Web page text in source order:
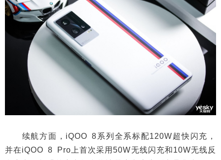
续航方面，iQOO 8系列全系标配120W超快闪充，
并在iQOO 8 Pro上首次采用50W无线闪充和10W无线反